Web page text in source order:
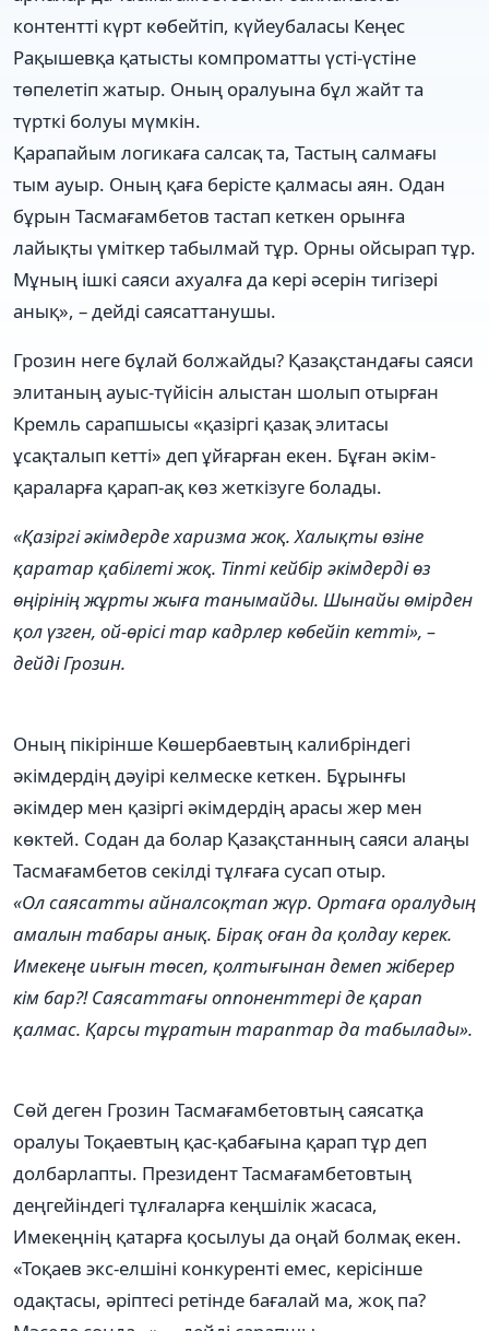
контентті күрт көбейтіп, күйеубаласы Кеңес
Рақышевқа қатысты компроматты үсті-үстіне
төпелетіп жатыр. Оның оралуына бұл жайт та
түрткі болуы мүмкін.
Қарапайым логикаға салсақ та, Тастың салмағы
тым ауыр. Оның қаға берісте қалмасы аян. Одан
бұрын Тасмағамбетов тастап кеткен орынға
лайықты үміткер табылмай тұр. Орны ойсырап тұр.
Мұның ішкі саяси ахуалға да кері әсерін тигізері
анық», – дейді саясаттанушы.
Грозин неге бұлай болжайды? Қазақстандағы саяси
элитаның ауыс-түйісін алыстан шолып отырған
Кремль сарапшысы «қазіргі қазақ элитасы
ұсақталып кетті» деп ұйғарған екен. Бұған әкім-
қараларға қарап-ақ көз жеткізуге болады.
«Қазіргі әкімдерде харизма жоқ. Халықты өзіне
қаратар қабілеті жоқ. Тіпті кейбір әкімдерді өз
өңірінің жұрты жыға танымайды. Шынайы өмірден
қол үзген, ой-өрісі тар кадрлер көбейіп кетті», –
дейді Грозин.
Оның пікірінше Көшербаевтың калибріндегі
әкімдердің дәуірі келмеске кеткен. Бұрынғы
әкімдер мен қазіргі әкімдердің арасы жер мен
көктей. Содан да болар Қазақстанның саяси алаңы
Тасмағамбетов секілді тұлғаға сусап отыр.
«Ол саясатты айналсоқтап жүр. Ортаға оралудың
амалын табары анық. Бірақ оған да қолдау керек.
Имекеңе иығын төсеп, қолтығынан демеп жіберер
кім бар?! Саясаттағы оппоненттері де қарап
қалмас. Қарсы тұратын тараптар да табылады».
Сөй деген Грозин Тасмағамбетовтың саясатқа
оралуы Тоқаевтың қас-қабағына қарап тұр деп
долбарлапты. Президент Тасмағамбетовтың
деңгейіндегі тұлғаларға кеңшілік жасаса,
Имекеңнің қатарға қосылуы да оңай болмақ екен.
«Тоқаев экс-елшіні конкуренті емес, керісінше
одақтасы, әріптесі ретінде бағалай ма, жоқ па?